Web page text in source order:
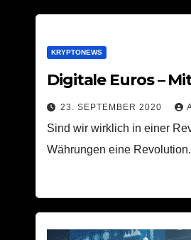
KRYPTONEWS
Digitale Euros –
23. SEPTEMBER 2020
Sind wir wirklich in einer
Währungen eine